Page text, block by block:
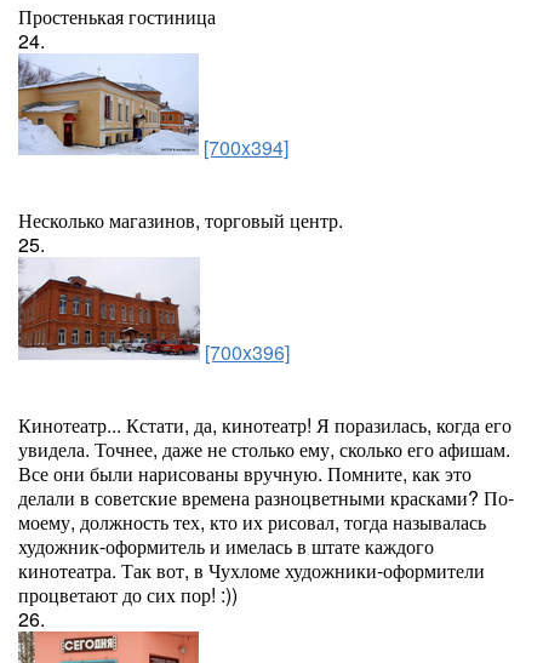
Простенькая гостиница
24.
[700x394]
Несколько магазинов, торговый центр.
25.
[700x396]
Кинотеатр... Кстати, да, кинотеатр! Я поразилась, когда его
увидела. Точнее, даже не столько ему, сколько его афишам.
Все они были нарисованы вручную. Помните, как это
делали в советские времена разноцветными красками? По-
моему, должность тех, кто их рисовал, тогда называлась
художник-оформитель и имелась в штате каждого
кинотеатра. Так вот, в Чухломе художники-оформители
процветают до сих пор! :))
26.